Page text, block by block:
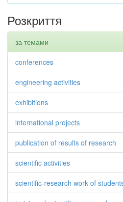
Розкриття
за темами
conferences
engineering activities
exhibitions
international projects
publication of results of research
scientific activities
scientific-research work of